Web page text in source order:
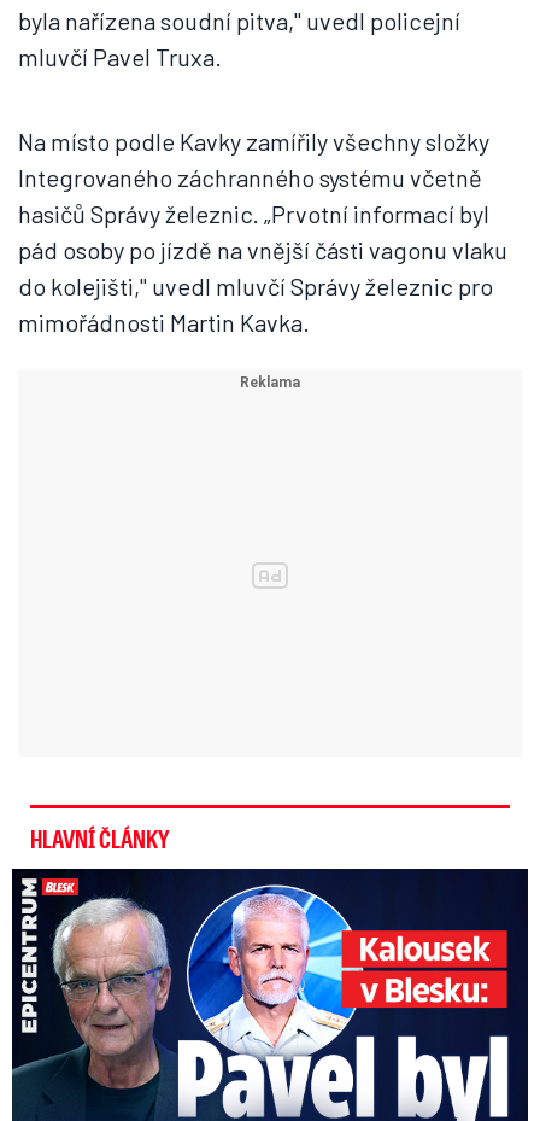
byla nařízena soudní pitva," uvedl policejní
mluvčí Pavel Truxa.
Na místo podle Kavky zamířily všechny složky
Integrovaného záchranného systému včetně
hasičů Správy železnic. „Prvotní informací byl
pád osoby po jízdě na vnější části vagonu vlaku
do kolejišti," uvedl mluvčí Správy železnic pro
mimořádnosti Martin Kavka.
HLAVNÍ ČLÁNKY
Kalousek o prezidentovi: S Pavlem jsem se nesmířil!